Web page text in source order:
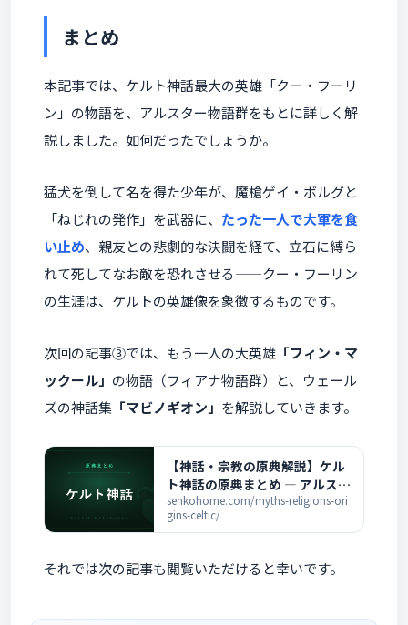
まとめ
本記事では、ケルト神話最大の英雄「クー・フーリ
ン」の物語を、アルスター物語群をもとに詳しく解
説しました。如何だったでしょうか。
猛犬を倒して名を得た少年が、魔槍ゲイ・ボルグと
「ねじれの発作」を武器に、 たった一人で大軍を食
い止め、親友との悲劇的な決闘を経て、立石に縛ら
れて死してなお敵を恐れさせる——クー・フーリン
の生涯は、ケルトの英雄像を象徴するものです。
次回の記事③では、もう一人の大英雄 「フィン・マ
ックール」 の物語（フィアナ物語群）と、ウェール
ズの神話集 「マビノギオン」 を解説していきます。
【神話・宗教の原典解説】ケル
ト神話の原典まとめ ― アルスタ
ー物語群と全記事の一覧
senkohome.com/myths-religions-ori
gins-celtic/
それでは次の記事も閲覧いただけると幸いです。